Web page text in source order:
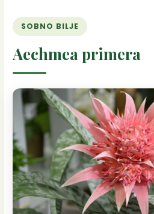
SOBNO BILJE
Aechmea primera